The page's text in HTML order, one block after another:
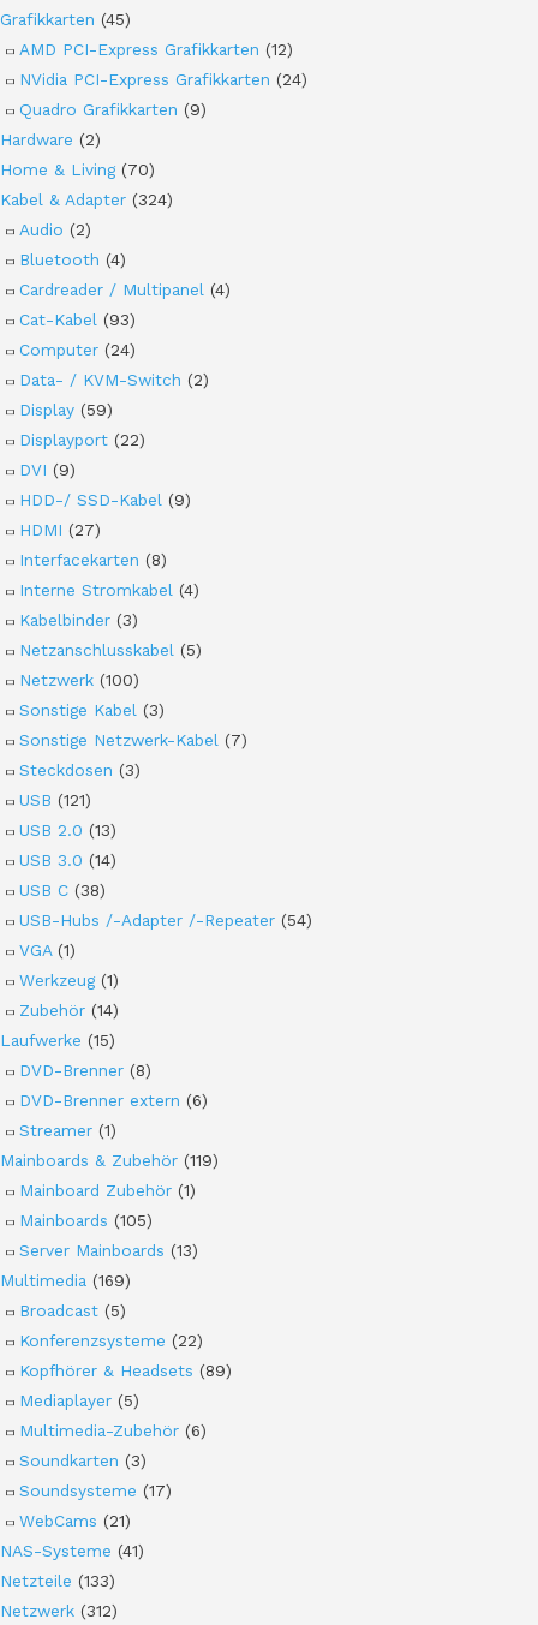
Grafikkarten (45)
AMD PCI-Express Grafikkarten (12)
NVidia PCI-Express Grafikkarten (24)
Quadro Grafikkarten (9)
Hardware (2)
Home & Living (70)
Kabel & Adapter (324)
Audio (2)
Bluetooth (4)
Cardreader / Multipanel (4)
Cat-Kabel (93)
Computer (24)
Data- / KVM-Switch (2)
Display (59)
Displayport (22)
DVI (9)
HDD-/ SSD-Kabel (9)
HDMI (27)
Interfacekarten (8)
Interne Stromkabel (4)
Kabelbinder (3)
Netzanschlusskabel (5)
Netzwerk (100)
Sonstige Kabel (3)
Sonstige Netzwerk-Kabel (7)
Steckdosen (3)
USB (121)
USB 2.0 (13)
USB 3.0 (14)
USB C (38)
USB-Hubs /-Adapter /-Repeater (54)
VGA (1)
Werkzeug (1)
Zubehör (14)
Laufwerke (15)
DVD-Brenner (8)
DVD-Brenner extern (6)
Streamer (1)
Mainboards & Zubehör (119)
Mainboard Zubehör (1)
Mainboards (105)
Server Mainboards (13)
Multimedia (169)
Broadcast (5)
Konferenzsysteme (22)
Kopfhörer & Headsets (89)
Mediaplayer (5)
Multimedia-Zubehör (6)
Soundkarten (3)
Soundsysteme (17)
WebCams (21)
NAS-Systeme (41)
Netzteile (133)
Netzwerk (312)